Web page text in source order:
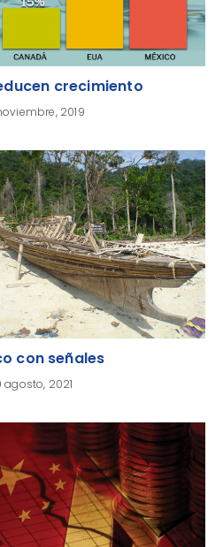
crecimiento
2019
con señales
agosto, 2021